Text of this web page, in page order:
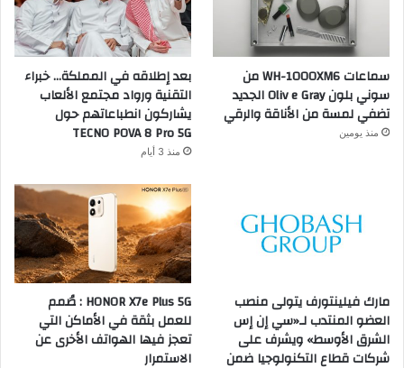
سماعات WH-1000XM6 من
سوني بلون Oliv e Gray الجديد
تضفي لمسة من الأناقة والرقي
منذ يومين
بعد إطلاقه في المملكة… خبراء
التقنية ورواد مجتمع الألعاب
يشاركون انطباعاتهم حول
TECNO POVA 8 Pro 5G
منذ 3 أيام
مارك فيلينتورف يتولى منصب
العضو المنتدب لـ«سي إن إس
الشرق الأوسط» ويشرف على
شركات قطاع التكنولوجيا ضمن
HONOR X7e Plus 5G : صُمم
للعمل بثقة في الأماكن التي
تعجز فيها الهواتف الأخرى عن
الاستمرار